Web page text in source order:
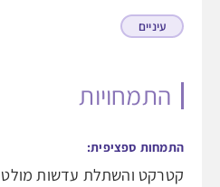
עיניים
התמחויות
התמחות ספציפית:
קטרקט והשתלת עדשות